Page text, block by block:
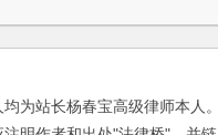
为站长杨春宝高级律师本人。